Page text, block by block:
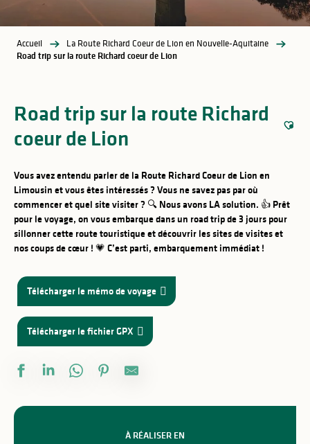
Accueil
La Route Richard Coeur de Lion en Nouvelle-Aquitaine
Road trip sur la route Richard coeur de Lion
Road trip sur la route Richard
coeur de Lion
Vous avez entendu parler de la Route Richard Coeur de Lion en
Limousin et vous êtes intéressés ? Vous ne savez pas par où
commencer et quel site visiter ? 🔍 Nous avons LA solution. 👍 Prêt
pour le voyage, on vous embarque dans un road trip de 3 jours pour
sillonner cette route touristique et découvrir les sites de visites et
nos coups de cœur ! 💗 C’est parti, embarquement immédiat !
Télécharger le mémo de voyage
Télécharger le fichier GPX
À RÉALISER EN